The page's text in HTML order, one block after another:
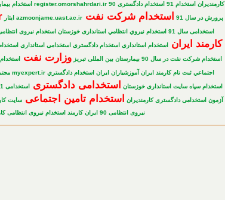
کارمندیران استخدام 91 استخدام دادگستری 90 register.omorshahrdari.ir استخدام
پرورش در سال 91 استخدام شرکت نفت azmoonjame.uast.ac.ir ایثار
استخدامی سال 91 استخدام نيروي انتظامي استانداری خوزستان استخدام نیروی انتظامی
کارمند ایران استخدام استانداری استخدام دادگستری استخدامی استانداری
استخدام شرکت نفت در سال 90 بیمارستان بین المللی تبریزوزارت نفت
اجتماعي ثبت نام کارمند ایران آموزشیاران ایران استخدام دادگستري myexpert.ir
استخدام سپاهسایت استانداری خوزستان استخدامی دادگستری استخدامی 91
آزمون استخدامی دادگستریکارمندیران استخدام تامین اجتماعیسایت
نیروی انتظامی 90
ایران کارمند استخدام نیروی انتظامی